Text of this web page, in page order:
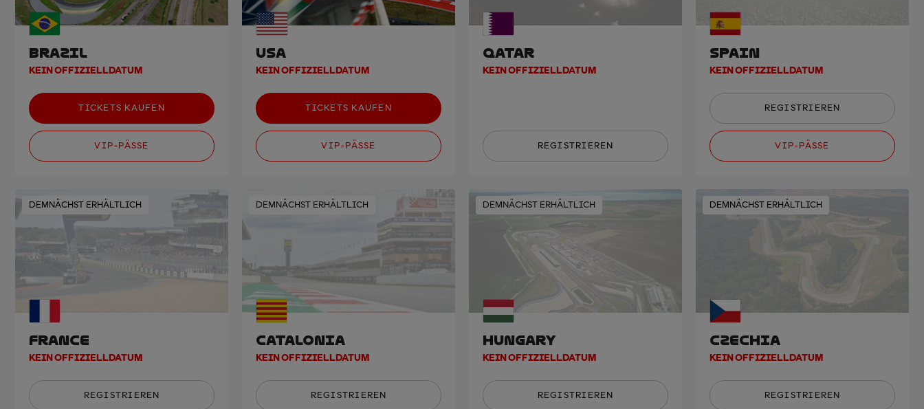
BRAZIL
KEIN OFFIZIELLDATUM
TICKETS KAUFEN
VIP-PÄSSE
USA
KEIN OFFIZIELLDATUM
TICKETS KAUFEN
VIP-PÄSSE
QATAR
KEIN OFFIZIELLDATUM
REGISTRIEREN
SPAIN
KEIN OFFIZIELLDATUM
REGISTRIEREN
VIP-PÄSSE
DEMNÄCHST ERHÄLTLICH
FRANCE
KEIN OFFIZIELLDATUM
REGISTRIEREN
DEMNÄCHST ERHÄLTLICH
CATALONIA
KEIN OFFIZIELLDATUM
REGISTRIEREN
DEMNÄCHST ERHÄLTLICH
HUNGARY
KEIN OFFIZIELLDATUM
REGISTRIEREN
DEMNÄCHST ERHÄLTLICH
CZECHIA
KEIN OFFIZIELLDATUM
REGISTRIEREN